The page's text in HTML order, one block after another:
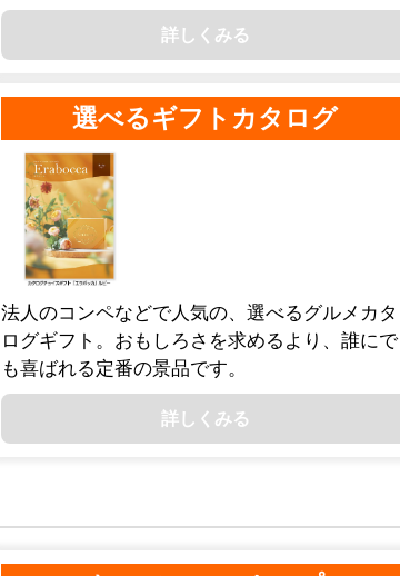
詳しくみる
選べるギフトカタログ
法人のコンペなどで人気の、選べるグルメカタ
ログギフト。おもしろさを求めるより、誰にで
も喜ばれる定番の景品です。
詳しくみる